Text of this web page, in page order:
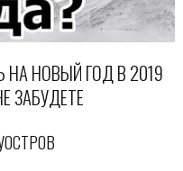
НОВЫЙ ГОД В 2019
ЗАБУДЕТЕ